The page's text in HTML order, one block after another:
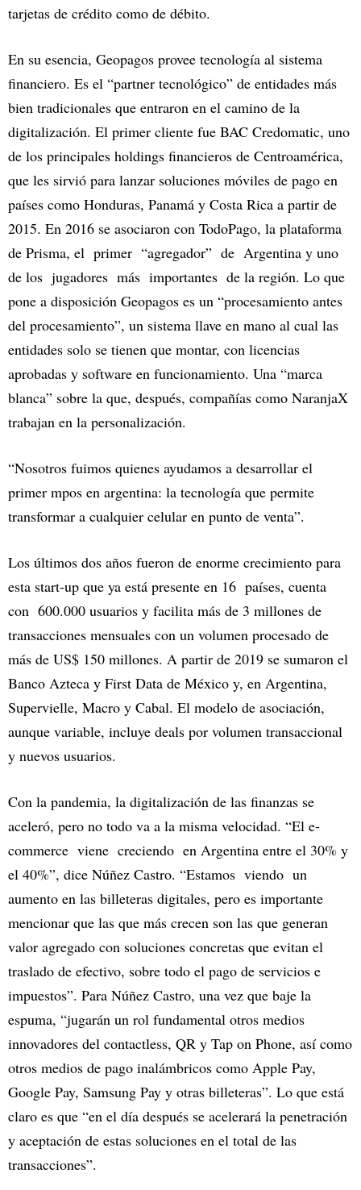
tarjetas de crédito como de débito.
En su esencia, Geopagos provee tecnología al sistema
financiero. Es el “partner tecnológico” de entidades más
bien tradicionales que entraron en el camino de la
digitalización. El primer cliente fue BAC Credomatic, uno
de los principales holdings financieros de Centroamérica,
que les sirvió para lanzar soluciones móviles de pago en
países como Honduras, Panamá y Costa Rica a partir de
2015. En 2016 se asociaron con TodoPago, la plataforma
de Prisma, el primer “agregador” de Argentina y uno
de los jugadores más importantes de la región. Lo que
pone a disposición Geopagos es un “procesamiento antes
del procesamiento”, un sistema llave en mano al cual las
entidades solo se tienen que montar, con licencias
aprobadas y software en funcionamiento. Una “marca
blanca” sobre la que, después, compañías como NaranjaX
trabajan en la personalización.
“Nosotros fuimos quienes ayudamos a desarrollar el
primer mpos en argentina: la tecnología que permite
transformar a cualquier celular en punto de venta”.
Los últimos dos años fueron de enorme crecimiento para
esta start-up que ya está presente en 16 países, cuenta
con 600.000 usuarios y facilita más de 3 millones de
transacciones mensuales con un volumen procesado de
más de US$ 150 millones. A partir de 2019 se sumaron el
Banco Azteca y First Data de México y, en Argentina,
Supervielle, Macro y Cabal. El modelo de asociación,
aunque variable, incluye deals por volumen transaccional
y nuevos usuarios.
Con la pandemia, la digitalización de las finanzas se
aceleró, pero no todo va a la misma velocidad. “El e-
commerce viene creciendo en Argentina entre el 30% y
el 40%”, dice Núñez Castro. “Estamos viendo un
aumento en las billeteras digitales, pero es importante
mencionar que las que más crecen son las que generan
valor agregado con soluciones concretas que evitan el
traslado de efectivo, sobre todo el pago de servicios e
impuestos”. Para Núñez Castro, una vez que baje la
espuma, “jugarán un rol fundamental otros medios
innovadores del contactless, QR y Tap on Phone, así como
otros medios de pago inalámbricos como Apple Pay,
Google Pay, Samsung Pay y otras billeteras”. Lo que está
claro es que “en el día después se acelerará la penetración
y aceptación de estas soluciones en el total de las
transacciones”.